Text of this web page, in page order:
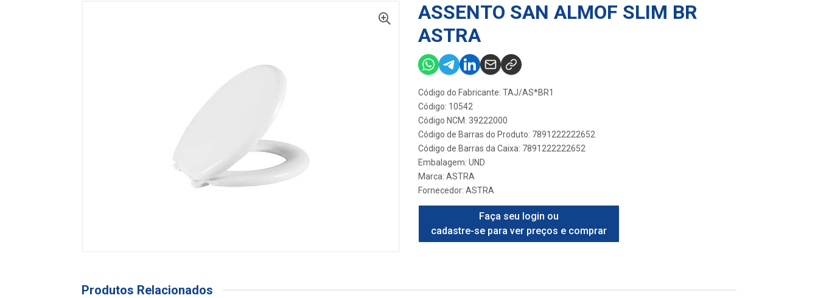
ASSENTO SAN ALMOF SLIM BR
ASTRA
Código do Fabricante: TAJ/AS*BR1
Código: 10542
Código NCM: 39222000
Código de Barras do Produto: 7891222222652
Código de Barras da Caixa: 7891222222652
Embalagem: UND
Marca: ASTRA
Fornecedor: ASTRA
Faça seu login ou
cadastre-se para ver preços e comprar
Produtos Relacionados